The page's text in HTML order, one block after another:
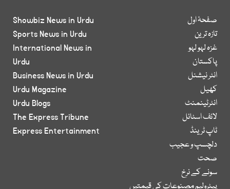
صفحۂ اول
تازہ ترین
غزہ لہو لہو
پاکستان
انٹر نیشنل
کھیل
انٹرٹینمنٹ
لائف اسٹائل
ٹاپ ٹرینڈ
دلچسپ و عجیب
صحت
سونے کے نرخ
پیٹرولیم مصنوعات کی قیمتیں
Showbiz News in Urdu
Sports News in Urdu
International News in
Urdu
Business News in Urdu
Urdu Magazine
Urdu Blogs
The Express Tribune
Express Entertainment